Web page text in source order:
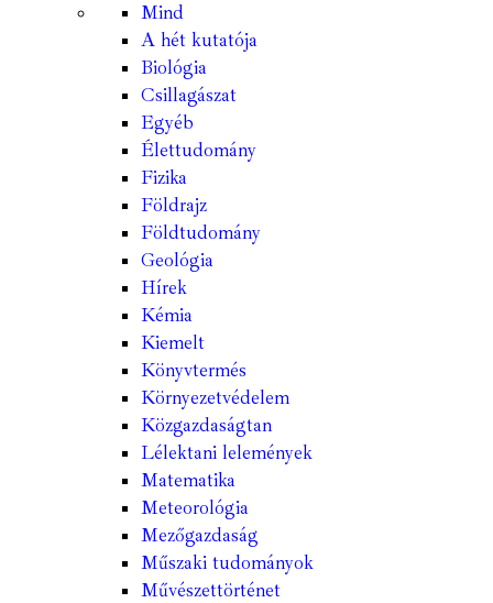
Mind
A hét kutatója
Biológia
Csillagászat
Egyéb
Élettudomány
Fizika
Földrajz
Földtudomány
Geológia
Hírek
Kémia
Kiemelt
Könyvtermés
Környezetvédelem
Közgazdaságtan
Lélektani lelemények
Matematika
Meteorológia
Mezőgazdaság
Műszaki tudományok
Művészettörténet